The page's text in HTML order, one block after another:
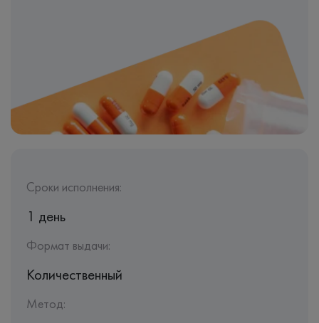
Сроки исполнения:
1 день
Формат выдачи:
Количественный
Метод: